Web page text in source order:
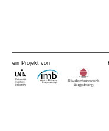
ein Projekt von